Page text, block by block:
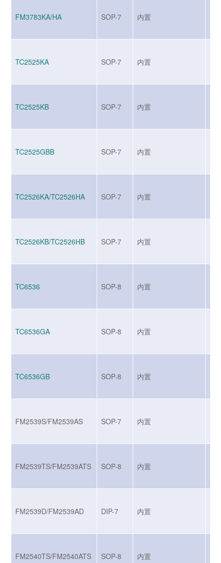
FM3783KA/HA SOP-7 内置
TC2525KA SOP-7 内置
TC2525KB SOP-7 内置
TC2525GBB SOP-7 内置
TC2526KA/TC2526HA SOP-7 内置
TC2526KB/TC2526HB SOP-7 内置
TC6536 SOP-8 内置
TC6536GA SOP-8 内置
TC6536GB SOP-8 内置
FM2539S/FM2539AS SOP-7 内置
FM2539TS/FM2539ATS SOP-8 内置
FM2539D/FM2539AD DIP-7 内置
FM2540TS/FM2540ATS SOP-8 内置